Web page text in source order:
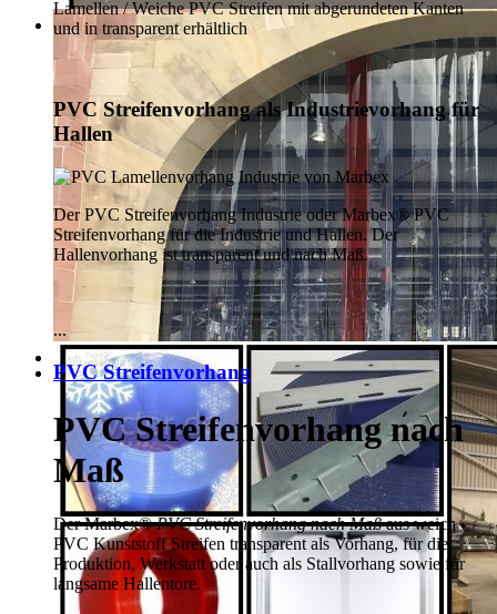
Lamellen / Weiche PVC Streifen mit abgerundeten Kanten
und in transparent erhältlich
PVC Streifenvorhang als Industrievorhang für
Hallen
Der PVC Streifenvorhang Industrie oder Marbex® PVC
Streifenvorhang für die Industrie und Hallen. Der
Hallenvorhang ist transparent und nach Maß.
...
PVC Streifenvorhang
PVC Streifenvorhang nach
Maß
Der Marbex®PVC Streifenvorhang nach Maßaus weich
PVC Kunststoff Streifen transparent als Vorhang, für die
Produktion, Werkstatt oder auch als Stallvorhang sowie für
langsame Hallentore.